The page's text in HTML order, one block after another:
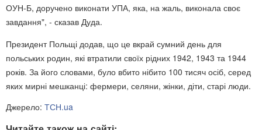
ОУН-Б, доручено виконати УПА, яка, на жаль, виконала своє
завдання", - сказав Дуда.
Президент Польщі додав, що це вкрай сумний день для
польських родин, які втратили своїх рідних 1942, 1943 та 1944
років. За його словами, було вбито нібито 100 тисяч осіб, серед
яких мирні мешканці: фермери, селяни, жінки, діти, старі люди.
Джерело: ТСН.ua